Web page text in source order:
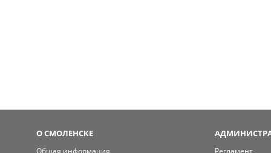
О СМОЛЕНСКЕ
Общая информация
Регламент